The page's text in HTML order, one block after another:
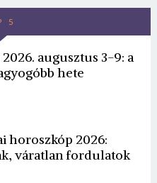
5
augusztus 3-9: a
hete
horoszkóp 2026:
váratlan fordulatok